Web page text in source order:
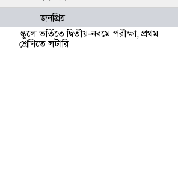
জনপ্রিয়
স্কুলে ভর্তিতে দ্বিতীয়-নবমে পরীক্ষা, প্রথম
শ্রেণিতে লটারি